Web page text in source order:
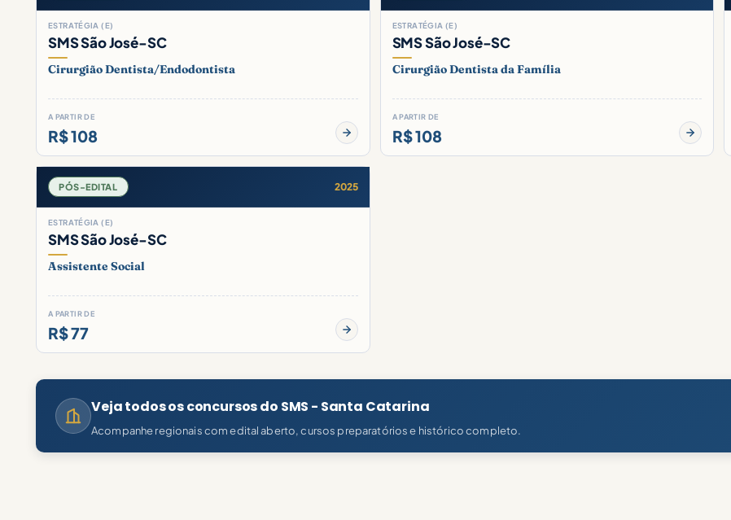
ESTRATÉGIA (E)
SMS São José-SC
Cirurgião Dentista/Endodontista
A PARTIR DE
R$ 108
ESTRATÉGIA (E)
SMS São José-SC
Cirurgião Dentista da Família
A PARTIR DE
R$ 108
PÓS-EDITAL 2025
ESTRATÉGIA (E)
SMS São José-SC
Assistente Social
A PARTIR DE
R$ 77
Veja todos os concursos do SMS - Santa Catarina
Acompanhe regionais com edital aberto, cursos preparatórios e histórico completo.